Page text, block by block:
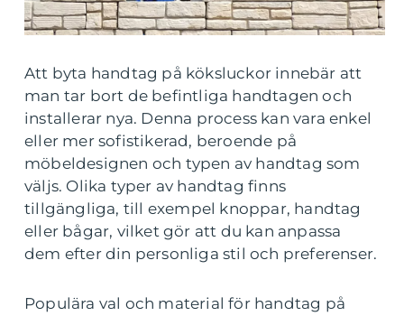
Att byta handtag på köksluckor innebär att
man tar bort de befintliga handtagen och
installerar nya. Denna process kan vara enkel
eller mer sofistikerad, beroende på
möbeldesignen och typen av handtag som
väljs. Olika typer av handtag finns
tillgängliga, till exempel knoppar, handtag
eller bågar, vilket gör att du kan anpassa
dem efter din personliga stil och preferenser.
Populära val och material för handtag på